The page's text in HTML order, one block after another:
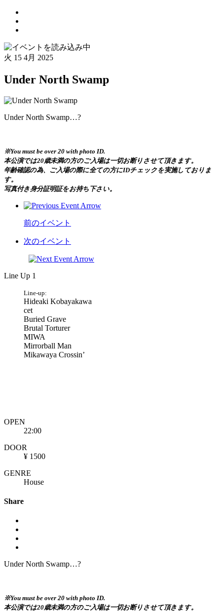
火 15 4月 2025
Under North Swamp
Under North Swamp…?
※You must be over 20 with photo ID.
本公演では20歳未満の方のご入場は一切お断りさせて頂きます。
年齢確認の為、ご入場の際に全ての方にIDチェックを実施しておりま
す。
写真付き身分証明証をお持ち下さい。
前のイベント
次のイベント
Line Up 1
Line-up:
Hideaki Kobayakawa
cet
Buried Grave
Brutal Torturer
MIWA
Mirrorball Man
Mikawaya Crossin’
OPEN
22:00
DOOR
¥ 1500
GENRE
House
Share
Under North Swamp…?
※You must be over 20 with photo ID.
本公演では20歳未満の方のご入場は一切お断りさせて頂きます。